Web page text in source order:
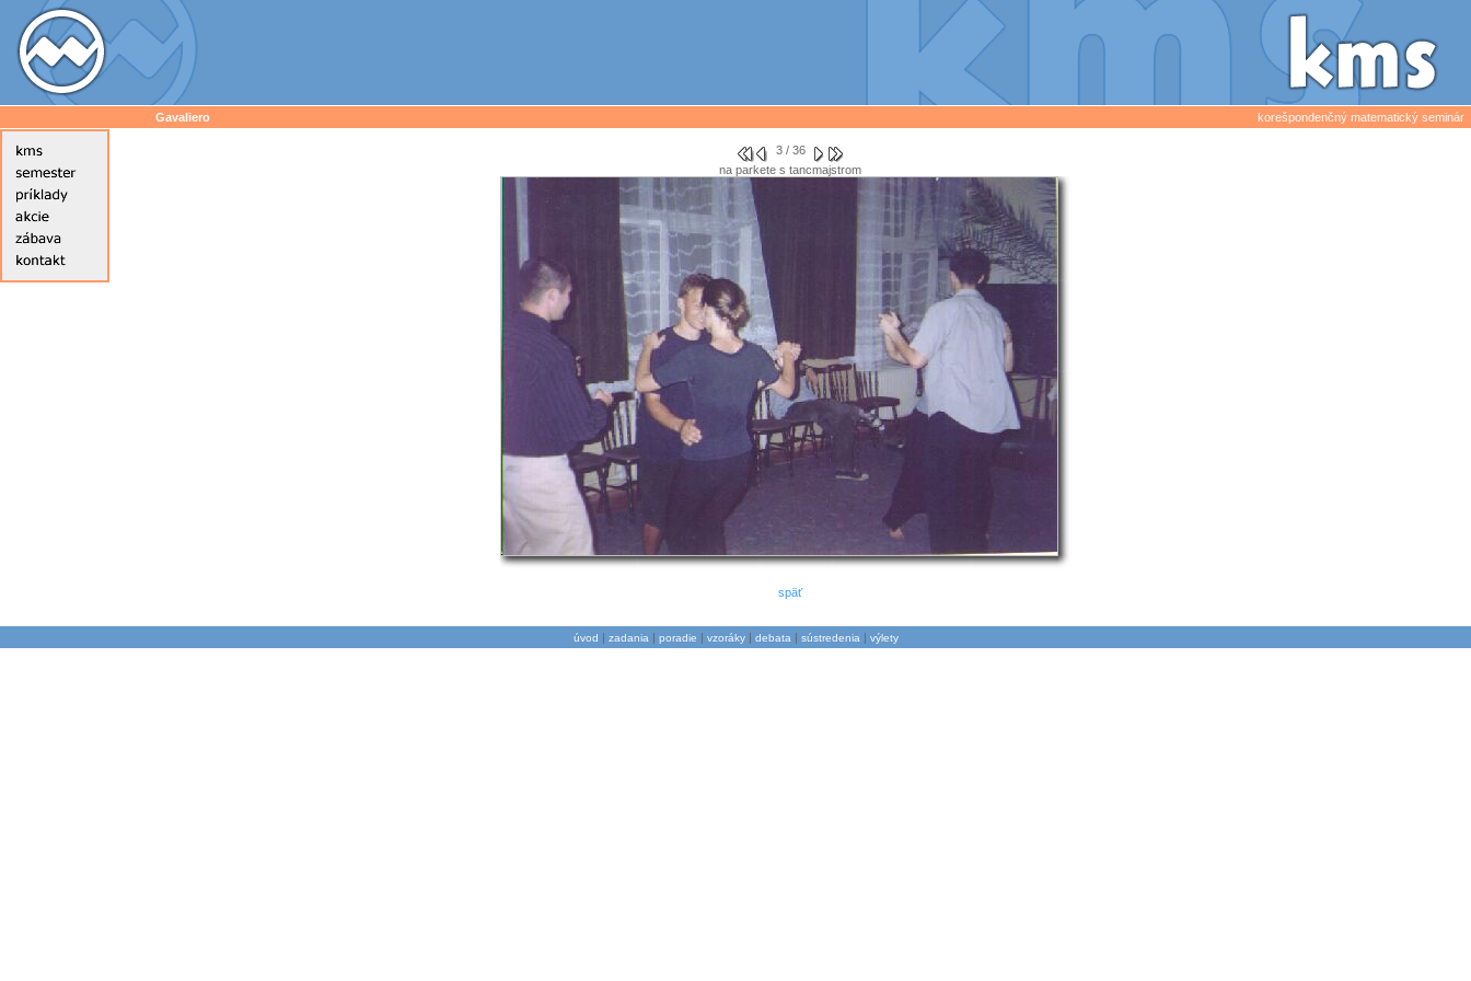
Gavaliero korešpondenčný matematický seminár
3 / 36
na parkete s tancmajstrom
späť
úvod | zadania | poradie | vzoráky| debata | sústredenia | výlety